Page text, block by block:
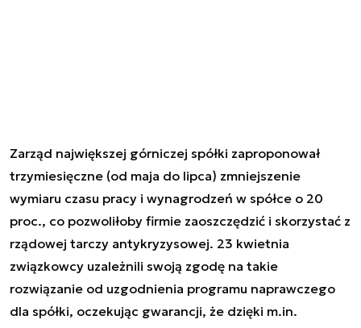
Zarząd największej górniczej spółki zaproponował
trzymiesięczne (od maja do lipca) zmniejszenie
wymiaru czasu pracy i wynagrodzeń w spółce o 20
proc., co pozwoliłoby firmie zaoszczędzić i skorzystać z
rządowej tarczy antykryzysowej. 23 kwietnia
związkowcy uzależnili swoją zgodę na takie
rozwiązanie od uzgodnienia programu naprawczego
dla spółki, oczekując gwarancji, że dzięki m.in.